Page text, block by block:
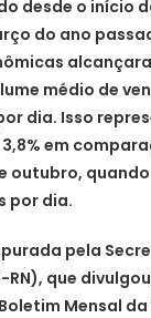
desde o início
do ano
médio de
dia. Isso
em
outubro,
por dia.
pela
RN), que
Mensal